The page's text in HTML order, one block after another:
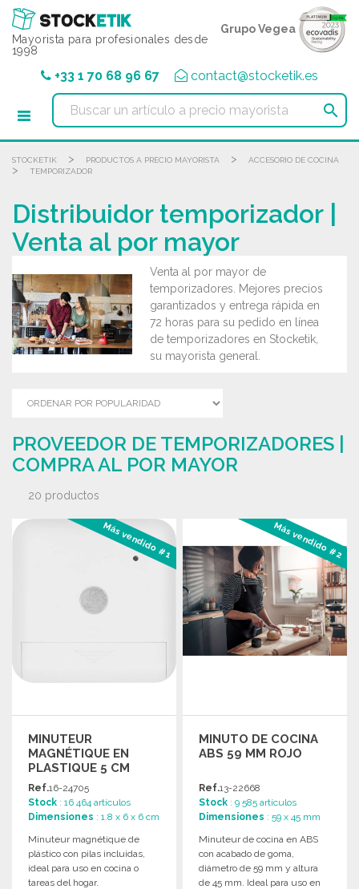
Mayorista para profesionales desde
1998
Grupo Vegea
+33 1 70 68 96 67 contact@stocketik.es

STOCKETIK > PRODUCTOS A PRECIO MAYORISTA > ACCESORIO DE COCINA
> TEMPORIZADOR
Distribuidor temporizador |
Venta al por mayor
Venta al por mayor de
temporizadores. Mejores precios
garantizados y entrega rápida en
72 horas para su pedido en línea
de temporizadores en Stocketik,
su mayorista general.
PROVEEDOR DE TEMPORIZADORES |
COMPRA AL POR MAYOR
20 productos
Más vendido #1
MINUTEUR
MAGNÉTIQUE EN
PLASTIQUE 5 CM
Ref.16-24705
Stock : 16 464 artículos
Dimensiones : 1.8 x 6 x 6 cm
Minuteur magnétique de
plástico con pilas incluidas,
ideal para uso en cocina o
tareas del hogar.
Más vendido #2
MINUTO DE COCINA
ABS 59 MM ROJO
Ref.13-22668
Stock : 9 585 artículos
Dimensiones : 59 x 45 mm
Minuteur de cocina en ABS
con acabado de goma,
diámetro de 59 mm y altura
de 45 mm. Ideal para uso en
Panel de gestión de cookies